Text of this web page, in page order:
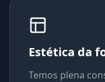
Estética da
Temos plena